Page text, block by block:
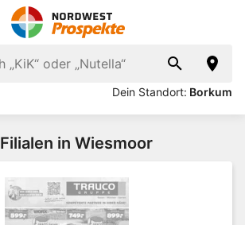
Dein Standort: Borkum
Filialen in Wiesmoor